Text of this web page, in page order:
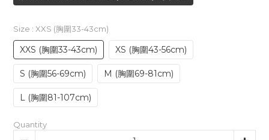
Size : XXS (胸圍33-43cm)
XXS (胸圍33-43cm) XS (胸圍43-56cm)
S (胸圍56-69cm) M (胸圍69-81cm)
L (胸圍81-107cm)
Quantity